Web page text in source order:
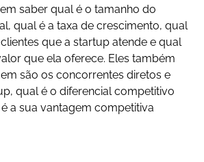
saber qual é o tamanho do
qual é a taxa de crescimento, qual
que a startup atende e qual
que ela oferece. Eles também
são os concorrentes diretos e
qual é o diferencial competitivo
a sua vantagem competitiva